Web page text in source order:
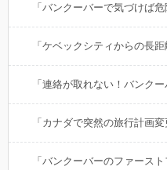
「バンクーバーで気づけば
「ケベックシティからの長
「連絡が取れない！バンク
「カナダで突然の旅行計画
「バンクーバーのファース